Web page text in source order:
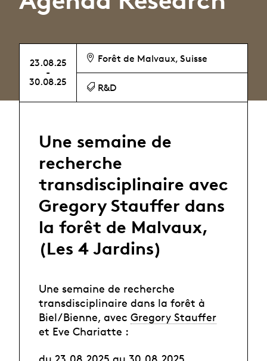
23.08.25
-
30.08.25
Forêt de Malvaux, Suisse
R&D
Une semaine de
recherche
transdisciplinaire avec
Gregory Stauffer dans
la forêt de Malvaux,
(Les 4 Jardins)
Une semaine de recherche
transdisciplinaire dans la forêt à
Biel/Bienne, avec Gregory Stauffer
et Eve Chariatte :